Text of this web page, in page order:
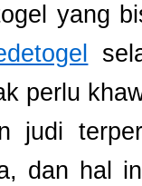
yang
perlu
judi
dan hal